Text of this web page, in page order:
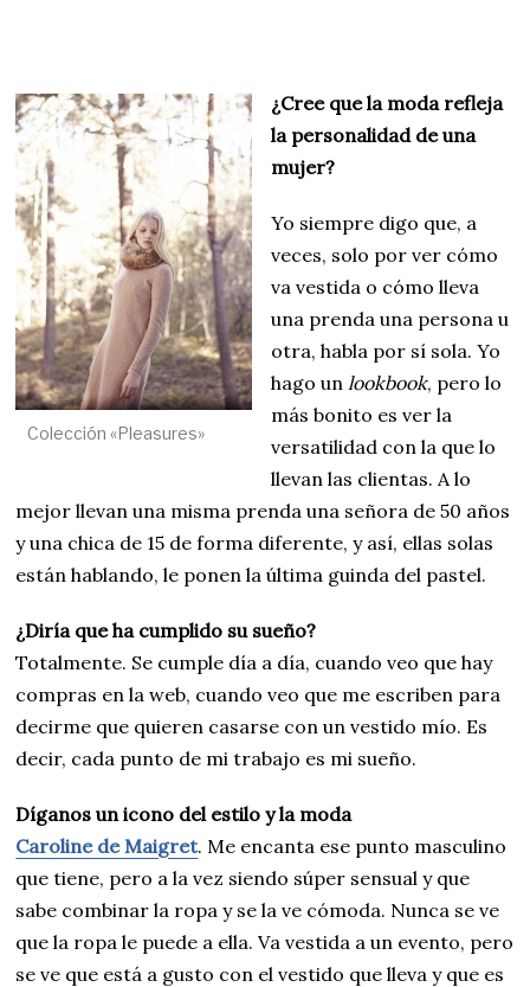
Colección «Pleasures»
¿Cree que la moda refleja
la personalidad de una
mujer?
Yo siempre digo que, a
veces, solo por ver cómo
va vestida o cómo lleva
una prenda una persona u
otra, habla por sí sola. Yo
hago un lookbook, pero lo
más bonito es ver la
versatilidad con la que lo
llevan las clientas. A lo
mejor llevan una misma prenda una señora de 50 años
y una chica de 15 de forma diferente, y así, ellas solas
están hablando, le ponen la última guinda del pastel.
¿Diría que ha cumplido su sueño?
Totalmente. Se cumple día a día, cuando veo que hay
compras en la web, cuando veo que me escriben para
decirme que quieren casarse con un vestido mío. Es
decir, cada punto de mi trabajo es mi sueño.
Díganos un icono del estilo y la moda
Caroline de Maigret. Me encanta ese punto masculino
que tiene, pero a la vez siendo súper sensual y que
sabe combinar la ropa y se la ve cómoda. Nunca se ve
que la ropa le puede a ella. Va vestida a un evento, pero
se ve que está a gusto con el vestido que lleva y que es